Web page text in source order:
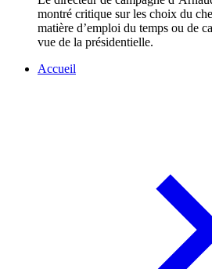
montré critique sur les choix du
matière d’emploi du temps ou de
vue de la présidentielle.
Accueil